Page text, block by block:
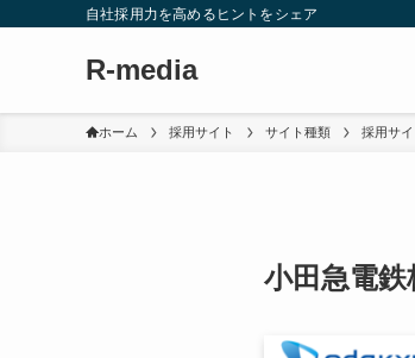
自社採用力を高めるヒントをシェア
R-media
ホーム 採用サイト サイト種類 採用サイ
小田急電鉄